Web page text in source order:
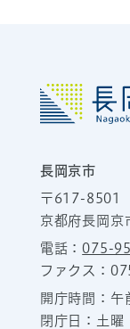
長岡京市
〒617-8501
京都府長岡京
電話：075-
ファクス：
開庁時間：
閉庁日：土曜